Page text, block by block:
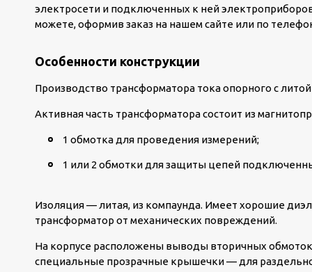
электросети и подключенных к ней
можете, оформив заказ на нашем сайте или по
Особенности конструкции
Производство трансформатора тока опорного с
Активная часть трансформатора состоит из
1 обмотка для проведения измерений;
1 или 2 обмотки для защиты цепей
Изоляция — литая, из компаунда. Имеет хорошие
трансформатор от механических повреждений.
На корпусе расположены выводы вторичных
специальные прозрачные крышечки — для